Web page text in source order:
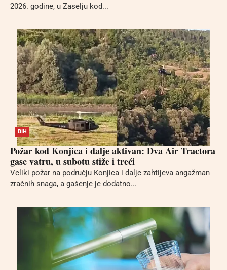
2026. godine, u Zaselju kod...
BIH
Požar kod Konjica i dalje aktivan: Dva Air Tractora
gase vatru, u subotu stiže i treći
Veliki požar na području Konjica i dalje zahtijeva angažman
zračnih snaga, a gašenje je dodatno...